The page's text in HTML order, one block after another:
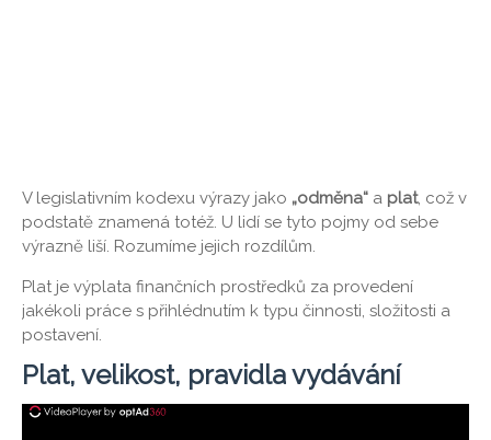
V legislativním kodexu výrazy jako „odměna“ a plat, což v
podstatě znamená totéž. U lidí se tyto pojmy od sebe
výrazně liší. Rozumíme jejich rozdílům.
Plat je výplata finančních prostředků za provedení
jakékoli práce s přihlédnutím k typu činnosti, složitosti a
postavení.
Plat, velikost, pravidla vydávání